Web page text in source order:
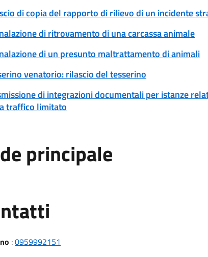
di copia del rapporto di rilievo di un incidente
di ritrovamento di una carcassa animale
di un presunto maltrattamento di animali
venatorio: rilascio del tesserino
di integrazioni documentali per istanze
traffico limitato
principale
:0959992151